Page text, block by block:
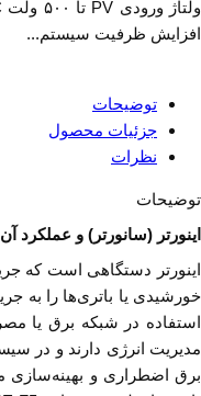
افزایش ظرفیت سیستم...
توضیحات
جزئیات محصول
نظرات
توضیحات
اینورتر (سانورتر) و عملکرد آن
استفاده در شبکه برق یا
مدیریت انرژی دارند و در
برق اضطراری و بهینه‌سازی